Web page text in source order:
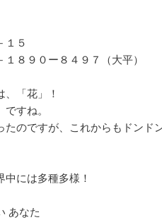
１５
８９０ー８４９７（大平）
「花」！
すね。
のですが、これからもドンド
には多種多様！
あなた